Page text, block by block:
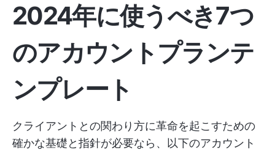
2024年に使うべき7つ
のアカウントプランテ
ンプレート
クライアントとの関わり方に革命を起こすための
確かな基礎と指針が必要なら、以下のアカウント